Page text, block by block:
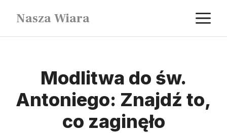
treści
Nasza Wiara
Modlitwa do św.
Antoniego: Znajdź to,
co zaginęło